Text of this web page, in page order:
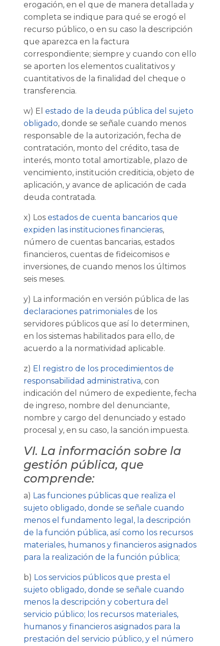
erogación, en el que de manera detallada y
completa se indique para qué se erogó el
recurso público, o en su caso la descripción
que aparezca en la factura
correspondiente; siempre y cuando con ello
se aporten los elementos cualitativos y
cuantitativos de la finalidad del cheque o
transferencia.
w) El estado de la deuda pública del sujeto
obligado, donde se señale cuando menos
responsable de la autorización, fecha de
contratación, monto del crédito, tasa de
interés, monto total amortizable, plazo de
vencimiento, institución crediticia, objeto de
aplicación, y avance de aplicación de cada
deuda contratada.
x) Los estados de cuenta bancarios que
expiden las instituciones financieras,
número de cuentas bancarias, estados
financieros, cuentas de fideicomisos e
inversiones, de cuando menos los últimos
seis meses.
y) La información en versión pública de las
declaraciones patrimoniales de los
servidores públicos que así lo determinen,
en los sistemas habilitados para ello, de
acuerdo a la normatividad aplicable.
z) El registro de los procedimientos de
responsabilidad administrativa, con
indicación del número de expediente, fecha
de ingreso, nombre del denunciante,
nombre y cargo del denunciado y estado
procesal y, en su caso, la sanción impuesta.
VI. La información sobre la
gestión pública, que
comprende:
a) Las funciones públicas que realiza el
sujeto obligado, donde se señale cuando
menos el fundamento legal, la descripción
de la función pública, así como los recursos
materiales, humanos y financieros asignados
para la realización de la función pública;
b) Los servicios públicos que presta el
sujeto obligado, donde se señale cuando
menos la descripción y cobertura del
servicio público; los recursos materiales,
humanos y financieros asignados para la
prestación del servicio público, y el número